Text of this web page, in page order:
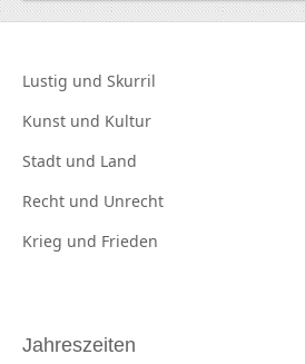
Lustig und Skurril
Kunst und Kultur
Stadt und Land
Recht und Unrecht
Krieg und Frieden
Jahreszeiten